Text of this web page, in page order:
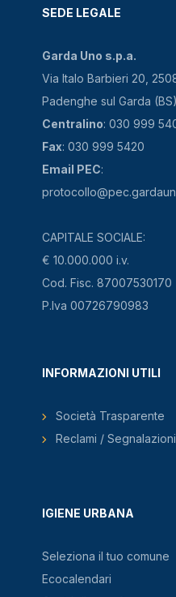
SEDE LEGALE
Garda Uno s.p.a.
Via Italo Barbieri 20,
Padenghe sul Garda (BS)
Centralino: 030 999
Fax: 030 999 5420
Email PEC:
CAPITALE SOCIALE:
€ 10.000.000 i.v.
Cod. Fisc. 87007530170
P.Iva 00726790983
IGIENE URBANA
Seleziona il tuo comune
Ecocalendari
INFORMAZIONI UTILI
Società Trasparente
Reclami /